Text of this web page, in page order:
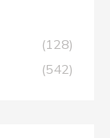
(128)
(542)